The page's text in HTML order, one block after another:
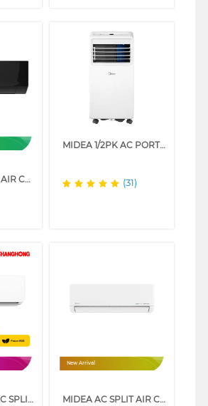
AQUA AC SPLIT AIR CONDITIONER STANDARD TURBO COOL BLACK FIN AQA-KRFQBL3 SERIES
MIDEA 1/2PK AC PORTABLE AIR CONDITIONER MPHA-05CRN7
(31)
CHANGHONG AC SPLIT AIR CONDITIONER STANDARD BASIC DOUBLE GOLD FIN NVB4 SERIES
New Arrival
MIDEA AC SPLIT AIR CONDITIONER INVERTER CELEST MSCE-CRFN8-ID SERIES